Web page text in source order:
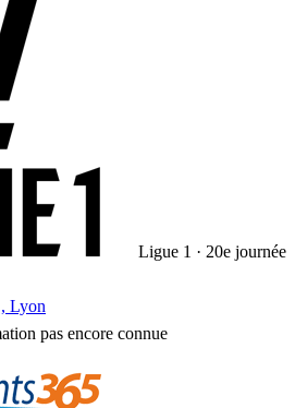
Ligue 1 · 20e journée
Lyon
pas encore connue